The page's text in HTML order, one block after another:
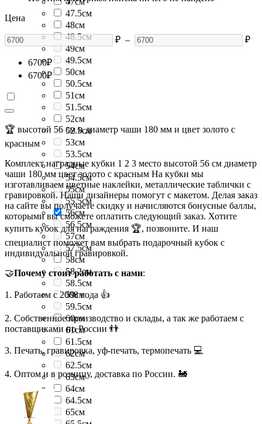
47.5см
48см
48.5см
49см
49.5см
50см
50.5см
51см
51.5см
52см
52.5см
53см
53.5см
54см
54.5см
55см
55.5см
56см
56.5см
57см
57.5см
58см
58.2см
58.5см
59см
59.5см
60см
61см
61.5см
62см
62.5см
63см
64см
64.5см
65см
Цена
₽ – ₽
6700₽
6700₽
🏆 высотой 56 см и диаметр чаши 180 мм и цвет золото с
красным
Комплект наградные кубки 1 2 3 место высотой 56 см диаметр
чаши 180 мм цвет золото с красным На кубки мы
изготавливаем цветные наклейки, металлические таблички с
гравировкой. Наши дизайнеры помогут с макетом. Делая заказ
на сайте вы получаете скидку и начисляются бонусные баллы,
которыми вы сможете оплатить следующий заказ. Хотите
купить кубок для награждения 🏆, позвоните. И наш
специалист поможет вам выбрать подарочный кубок с
индивидуальной гравировкой.
🤝Почему стоит работать с нами:
1. Работаем с 2008 года 👍
2. Собственное производство и склады, а так же работаем с
поставщиками по России 👬
3. Печать, гравировка, уф-печать, термопечать 💻
4. Оптом и в розницу, доставка по России. 🚂